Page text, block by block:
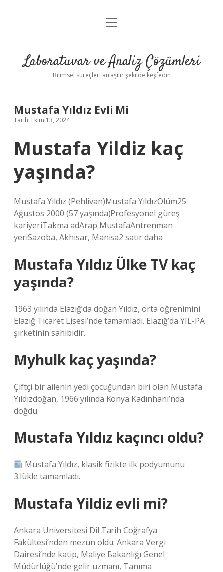
Anasayfa
Yasal Uyarı
menüyü
Laboratuvar ve Analiz Çözümleri
Bilimsel süreçleri anlaşılır şekilde keşfedin
Mustafa Yıldız Evli Mi
Tarih: Ekim 13, 2024
Mustafa Yildiz kaç
yaşında?
Mustafa Yıldız (Pehlivan)Mustafa YıldızÖlüm25
Ağustos 2000 (57 yaşında)Profesyonel güreş
kariyeriTakma adArap MustafaAntrenman
yeriSazoba, Akhisar, Manisa2 satır daha
Mustafa Yıldız Ülke TV kaç
yaşında?
1963 yılında Elazığ’da doğan Yıldız, orta öğrenimini
Elazığ Ticaret Lisesi’nde tamamladı. Elazığ’da YIL-PA
şirketinin sahibidir.
Myhulk kaç yaşında?
Çiftçi bir ailenin yedi çocuğundan biri olan Mustafa
Yıldızdoğan, 1966 yılında Konya Kadınhanı’nda
doğdu.
Mustafa Yıldız kaçıncı oldu?
Mustafa Yıldız, klasik fizikte ilk podyumunu
3.lükle tamamladı.
Mustafa Yildiz evli mi?
Ankara Üniversitesi Dil Tarih Coğrafya
Fakültesi’nden mezun oldu. Ankara Vergi
Dairesi’nde katip, Maliye Bakanlığı Genel
Müdürlüğü’nde gelir uzmanı, Tanıma